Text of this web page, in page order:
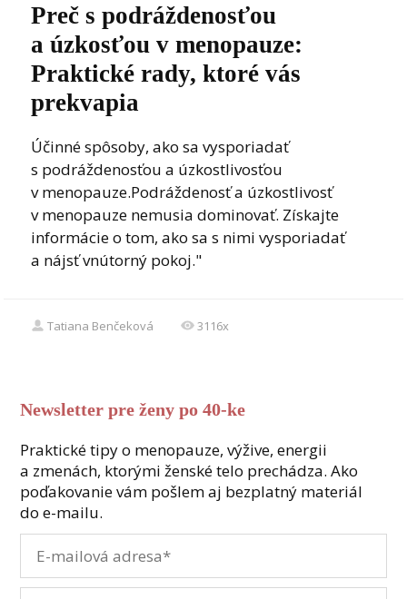
Preč s podráždenosťou
a úzkosťou v menopauze:
Praktické rady, ktoré vás
prekvapia
Účinné spôsoby, ako sa vysporiadať
s podráždenosťou a úzkostlivosťou
v menopauze.Podráždenosť a úzkostlivosť
v menopauze nemusia dominovať. Získajte
informácie o tom, ako sa s nimi vysporiadať
a nájsť vnútorný pokoj."
Tatiana Benčeková 3116x
Newsletter pre ženy po 40-ke
Praktické tipy o menopauze, výžive, energii
a zmenách, ktorými ženské telo prechádza. Ako
poďakovanie vám pošlem aj bezplatný materiál
do e-mailu.